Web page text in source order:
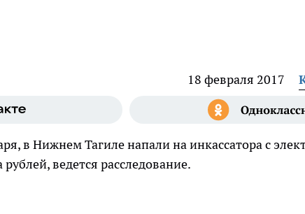
18 февраля 2017
в Нижнем Тагиле напали на инкассатора с
ведется расследование.